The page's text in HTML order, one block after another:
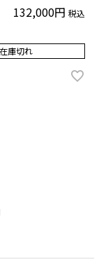
132,000 税込
在庫切れ